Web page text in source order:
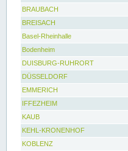
BRAUBACH
BREISACH
Basel-Rheinhalle
Bodenheim
DUISBURG-RUHRORT
DÜSSELDORF
EMMERICH
IFFEZHEIM
KAUB
KEHL-KRONENHOF
KOBLENZ